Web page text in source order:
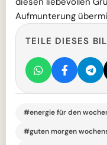
Aufmunterung
TEILE DIESES
#energie für den
#guten morgen